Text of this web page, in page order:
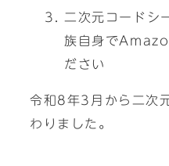
二次元コードシ
族自身で
ださい
令和8年3月から二次
わりました。